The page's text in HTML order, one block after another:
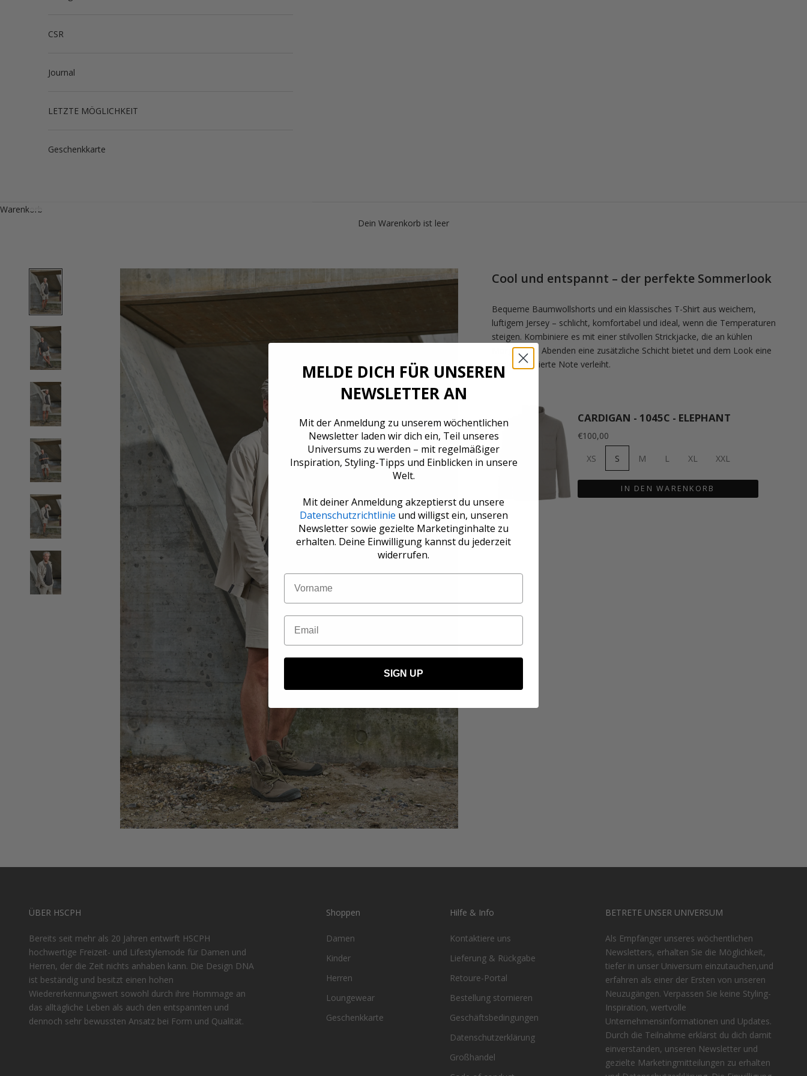
CSR
Journal
LETZTE MÖGLICHKEIT
Geschenkkarte
Warenkorb
Dein Warenkorb ist leer
Cool und entspannt – der perfekte Sommerlook
Bequeme Baumwollshorts und ein klassisches T-Shirt aus weichem,
luftigem Jersey – schlicht, komfortabel und ideal, wenn die Temperaturen
steigen. Kombiniere es mit einer stilvollen Strickjacke, die an kühlen
Morgen und Abenden eine zusätzliche Schicht bietet und dem Look eine
coole, raffinierte Note verleiht.
CARDIGAN - 1045C - ELEPHANT
€100,00
XS
S M L XL XXL
IN DEN WARENKORB
ÜBER HSCPH
Bereits seit mehr als 20 Jahren entwirft HSCPH
hochwertige Freizeit- und Lifestylemode für Damen und
Herren, der die Zeit nichts anhaben kann. Die Design DNA
ist beständig und besitzt einen hohen
Wiedererkennungswert sowohl durch ihre Hommage an
das alltägliche Leben als auch den entspannten und
dennoch sehr bewussten Ansatz bei Form und Qualität.
Shoppen
Damen
Kinder
Herren
Loungewear
Geschenkkarte
Hilfe & Info
Kontaktiere uns
Lieferung & Rückgabe
Retoure-Portal
Bestellung stornieren
Geschäftsbedingungen
Datenschutzerklärung
Großhandel
BETRETE UNSER UNIVERSUM
Als Empfänger unseres wöchentlichen
Newsletters, erhalten Sie die Möglichkeit,
tiefer in unser Universum einzutauchen,und
erfahren als einer der Ersten von unseren
Neuzugängen. Verpassen Sie keine Styling-
Inspiration, wertvolle
Unternehmensinformationen und Updates.
Durch die Teilnahme erklärst du dich damit
einverstanden, unseren Newsletter und
gezielte Marketingmitteilungen zu erhalten
MELDE DICH FÜR UNSEREN
NEWSLETTER AN
Mit der Anmeldung zu unserem wöchentlichen
Newsletter laden wir dich ein, Teil unseres
Universums zu werden – mit regelmäßiger
Inspiration, Styling-Tipps und Einblicken in unsere
Welt.
Mit deiner Anmeldung akzeptierst du unsere
Datenschutzrichtlinie und willigst ein, unseren
Newsletter sowie gezielte Marketinginhalte zu
erhalten. Deine Einwilligung kannst du jederzeit
widerrufen.
Name
Email
SIGN UP